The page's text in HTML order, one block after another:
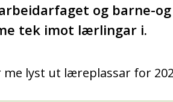
og barne-
tek imot lærlingar i.
me lyst ut læreplassar for